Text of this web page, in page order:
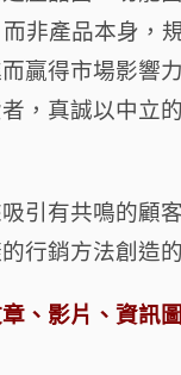
而非產品本身，
贏得市場影響
，真誠以中立
引有共鳴的顧
行銷方法創造
、影片、資訊